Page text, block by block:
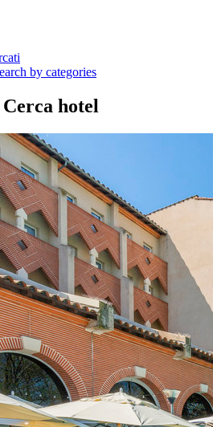
by categories
hotel